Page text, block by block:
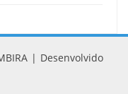
| Desenvolvido